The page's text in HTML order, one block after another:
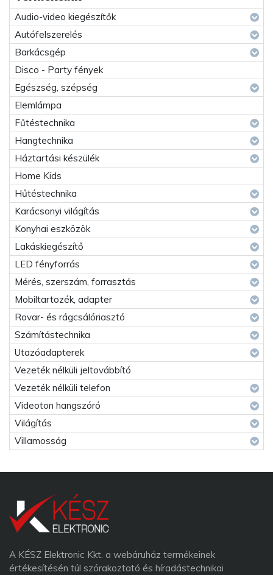
Audio-video kiegészítők
Autófelszerelés
Barkácsgép
Disco - Party fények
Egészség, szépség
Elemlámpa
Fűtéstechnika
Hangtechnika
Háztartási készülék
Home Kids
Hűtéstechnika
Karácsonyi világítás
Konyhai eszközök
Lakáskiegészítő
LED fényforrás
Mérés, szerszám, forrasztás
Mobiltartozék, adapter
Rovar- és rágcsálóriasztó
Számítástechnika
Utazóadapterek
Vezeték nélküli jeltovábbító
Vezeték nélküli telefon
Videoton hangszóró
Világítás
Villamosság
A KÉSZ Elektronic Kkt. a webáruház termékeinek
értékesítésén túl szórakoztató és híradástechnikai